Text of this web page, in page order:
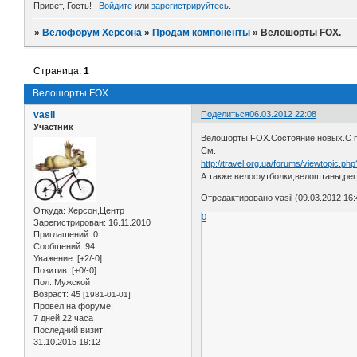
Привет, Гость! Войдитеили зарегистрируйтесь.
» Велофорум Херсона » Продам компоненты » Велошорты FOX.
Велошорты FOX.
Страница:1
Поделиться06.03.2012 22:08
vasil
Участник
Откуда: Херсон,Центр
Зарегистрирован: 16.11.2010
Приглашений: 0
Сообщений: 94
Уважение: [+2/-0]
Позитив: [+0/-0]
Пол: Мужской
Возраст: 45 [1981-01-01]
Провел на форуме:
7 дней 22 часа
Последний визит:
31.10.2015 19:12
Велошорты FOX.Состояние новых.С
Cм.
http://travel.org.ua/forums/
А также
Отредактировано vasil (09.03.2012
0